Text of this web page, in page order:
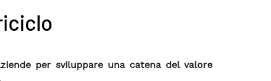
per sviluppare una catena del valore